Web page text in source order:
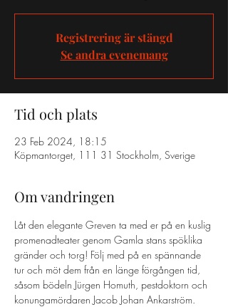
Registrering är stängd
Se andra evenemang
Tid och plats
23 Feb 2024, 18:15
Köpmantorget, 111 31 Stockholm, Sverige
Om vandringen
Låt den elegante Greven ta med er på en kuslig
promenadteater genom Gamla stans spöklika
gränder och torg! Följ med på en spännande
tur och möt dem från en länge förgången tid,
såsom bödeln Jürgen Homuth, pestdoktorn och
konungamördaren Jacob Johan Ankarström.